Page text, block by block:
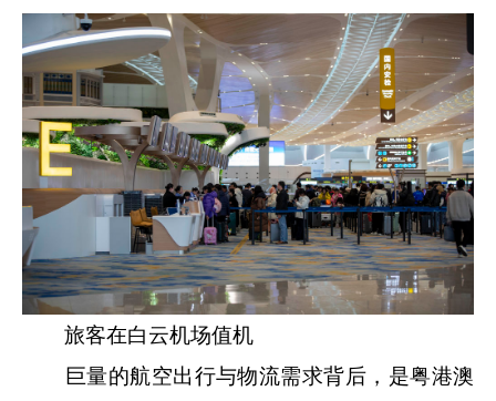
旅客在白云机场值机
巨量的航空出行与物流需求背后，是粤港澳